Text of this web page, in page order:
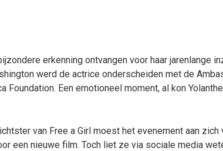
erkenning ontvangen voor haar jarenlange
werd de actrice onderscheiden met de
Foundation. Een emotioneel moment, al kon
van Free a Girl moest het evenement aan zich
een nieuwe film. Toch liet ze via sociale media